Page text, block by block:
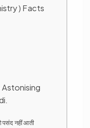
) Facts
Astonising
पसंद नहीं आती